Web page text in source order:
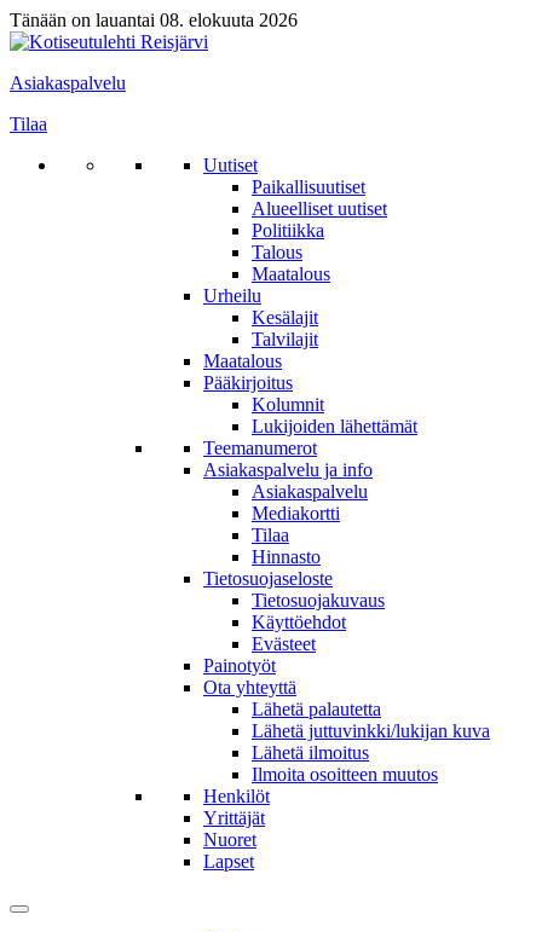
Tänään on lauantai 08. elokuuta 2026
Asiakaspalvelu
Tilaa
Uutiset
Paikallisuutiset
Alueelliset uutiset
Politiikka
Talous
Maatalous
Urheilu
Kesälajit
Talvilajit
Maatalous
Pääkirjoitus
Kolumnit
Lukijoiden lähettämät
Teemanumerot
Asiakaspalvelu ja info
Asiakaspalvelu
Mediakortti
Tilaa
Hinnasto
Tietosuojaseloste
Tietosuojakuvaus
Käyttöehdot
Evästeet
Painotyöt
Ota yhteyttä
Lähetä palautetta
Lähetä juttuvinkki/lukijan kuva
Lähetä ilmoitus
Ilmoita osoitteen muutos
Henkilöt
Yrittäjät
Nuoret
Lapset